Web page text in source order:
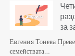
за
Евгения Тонева
семействата...